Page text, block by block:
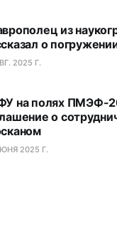
из
о
2025 Г.
на полях ПМЭФ-
о
2025 Г.